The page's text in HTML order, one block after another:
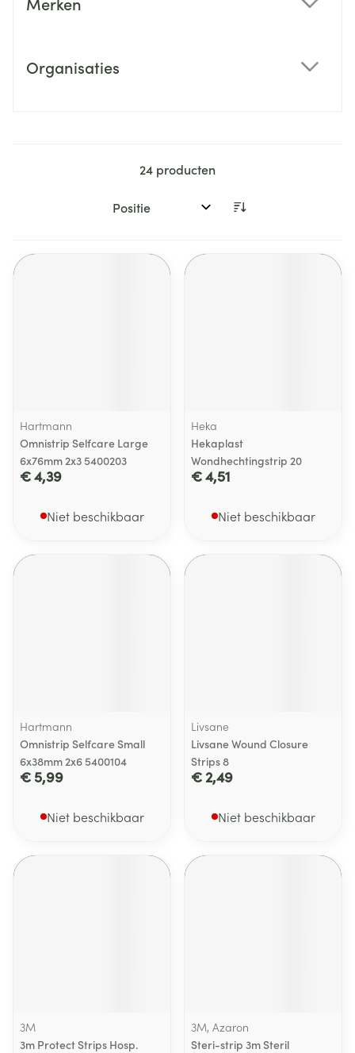
Organisaties
24 producten
Sorteer op:
Hartmann
Omnistrip Selfcare Large
6x76mm 2x3 5400203
€ 4,39
Niet beschikbaar
Heka
Hekaplast
Wondhechtingstrip 20
€ 4,51
Niet beschikbaar
Hartmann
Omnistrip Selfcare Small
6x38mm 2x6 5400104
€ 5,99
Niet beschikbaar
Livsane
Livsane Wound Closure
Strips 8
€ 2,49
Niet beschikbaar
3M
3m Protect Strips Hosp.
3M, Azaron
Steri-strip 3m Steril